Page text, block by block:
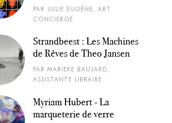
PAR JULIE EUGÈNE, ART
CONCIERGE
Strandbeest : Les Machines
de Rêves de Theo Jansen
PAR MARIEKE BAUJARD,
ASSISTANTE LIBRAIRE
Myriam Hubert - La
marqueterie de verre